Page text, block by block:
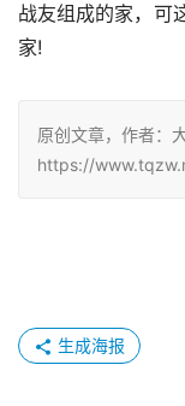
战友组成的家，可
家!
原创文章，作者：
https://
生成海报